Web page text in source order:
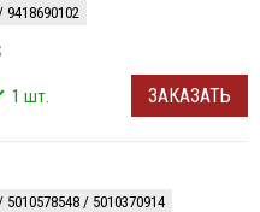
9418690102
1 шт. ЗАКАЗАТЬ
5010578548 / 5010370914